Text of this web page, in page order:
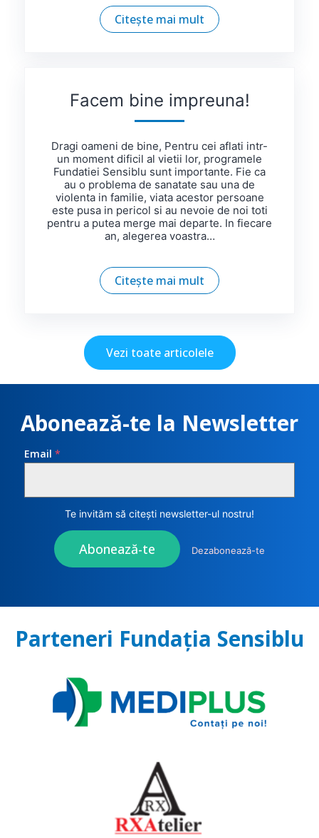
Citește mai mult
Facem bine impreuna!
Dragi oameni de bine, Pentru cei aflati intr-
un moment dificil al vietii lor, programele
Fundatiei Sensiblu sunt importante. Fie ca
au o problema de sanatate sau una de
violenta in familie, viata acestor persoane
este pusa in pericol si au nevoie de noi toti
pentru a putea merge mai departe. In fiecare
an, alegerea voastra…
Citește mai mult
Vezi toate articolele
Abonează-te la Newsletter
Email *
Te invităm să citești newsletter-ul nostru!
Abonează-te Dezabonează-te
Parteneri Fundația Sensiblu